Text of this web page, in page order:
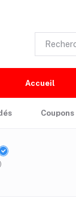
Accueil
Coupons